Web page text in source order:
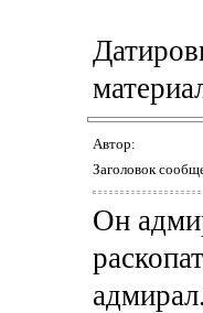
Автор:
Заголовок
Он